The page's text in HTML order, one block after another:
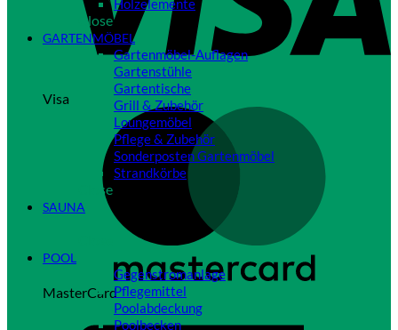
Visa
MasterCard
Holzelemente
Close
GARTENMÖBEL
Gartenmöbel-Auflagen
Gartenstühle
Gartentische
Grill & Zubehör
Loungemöbel
Pflege & Zubehör
Sonderposten Gartenmöbel
Strandkörbe
Close
SAUNA
POOL
Gegenstromanlage
Pflegemittel
Poolabdeckung
Poolbecken